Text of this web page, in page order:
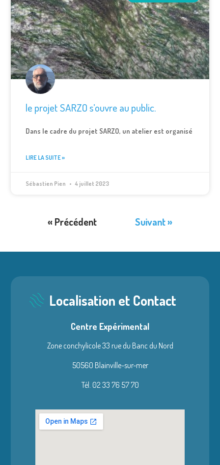
le projet SARZO s’ouvre au public.
Dans le cadre du projet SARZO, un atelier est organisé
LIRE LA SUITE »
Sébastien Pien 4 juillet 2023
« Précédent Suivant »
Localisation et Contact
Centre Expérimental
Zone conchylicole 33 rue du Banc du Nord
50560 Blainville-sur-mer
Tél. 02 33 76 57 70